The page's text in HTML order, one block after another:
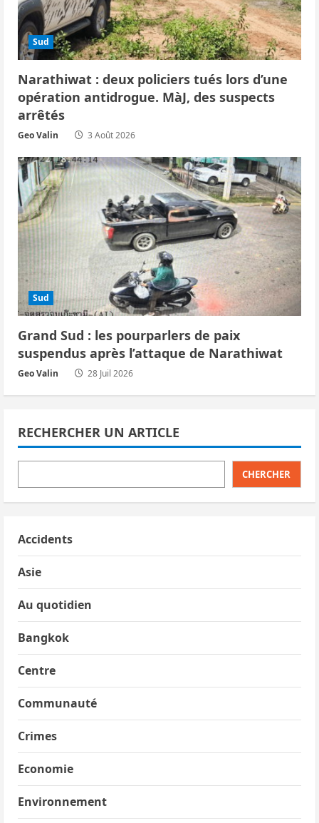
Sud
Narathiwat : deux policiers tués lors d’une
opération antidrogue. MàJ, des suspects
arrêtés
Geo Valin 3 Août 2026
Sud
Grand Sud : les pourparlers de paix
suspendus après l’attaque de Narathiwat
Geo Valin 28 Juil 2026
RECHERCHER UN ARTICLE
CHERCHER
Accidents
Asie
Au quotidien
Bangkok
Centre
Communauté
Crimes
Economie
Environnement